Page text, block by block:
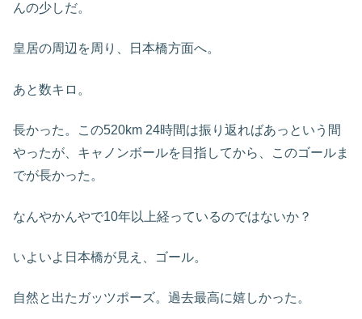
んの少しだ。
皇居の周辺を周り、日本橋方面へ。
あと数キロ。
長かった。この520km 24時間は振り返ればあっという間
やったが、キャノンボールを目指してから、このゴールま
でが長かった。
なんやかんやで10年以上経っているのではないか？
いよいよ日本橋が見え、ゴール。
自然と出たガッツポーズ。過去最高に嬉しかった。